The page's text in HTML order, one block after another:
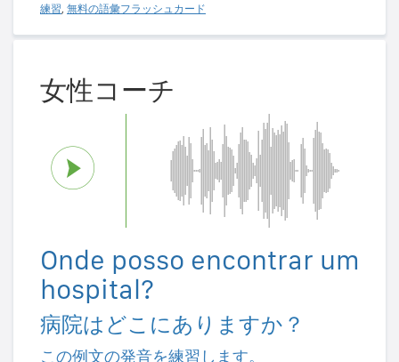
練習, 無料の語彙フラッシュカード
女性コーチ
Onde posso encontrar um
hospital?
病院はどこにありますか？
この例文の発音を練習します。